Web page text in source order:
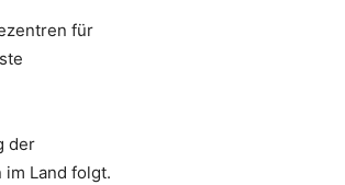
für
der
Land folgt.